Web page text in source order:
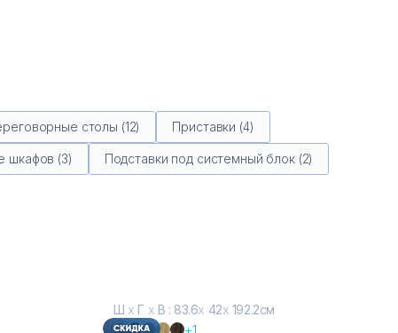
столы (12) Приставки (4)
шкафов (3) Подставки под системный блок (2)
Ш х Г х В : 83.6х 42х 192.2см
+1